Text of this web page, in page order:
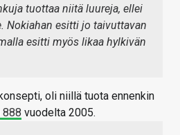
tuottaa niitä luureja, ellei
Nokiahan esitti jo taivuttavan
esitti myös likaa hylkivän
oli niillä tuota ennenkin
888 vuodelta 2005.